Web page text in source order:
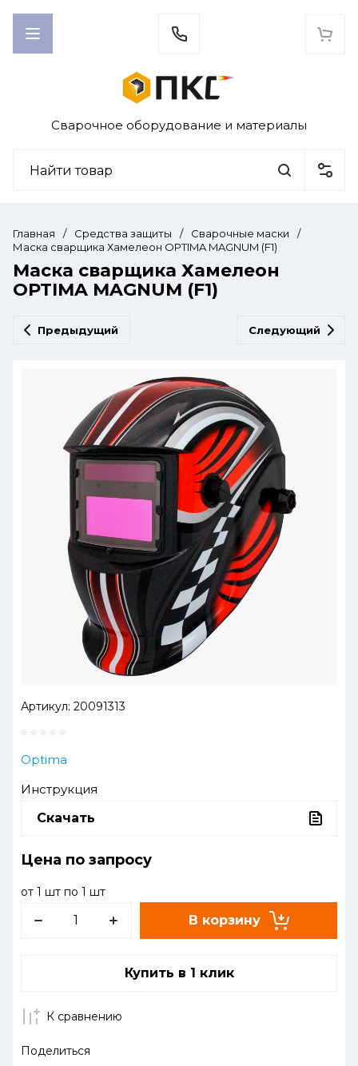
Сварочное оборудование и материалы
Главная / Средства защиты / Сварочные маски
/
Маска сварщика Хамелеон OPTIMA MAGNUM (F1)
Маска сварщика Хамелеон
OPTIMA MAGNUM (F1)
Предыдущий Следующий
Артикул: 20091313
Optima
Инструкция
Скачать
Цена по запросу
от 1 шт по 1 шт
В корзину
Купить в 1 клик
К сравнению
Поделиться